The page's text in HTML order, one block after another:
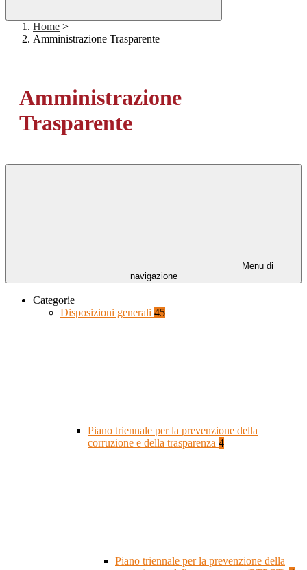
Home >
Amministrazione Trasparente
Amministrazione
Trasparente
Menu di
navigazione
Categorie
Disposizioni generali 45
Piano triennale per la prevenzione della
corruzione e della trasparenza 4
Piano triennale per la prevenzione della